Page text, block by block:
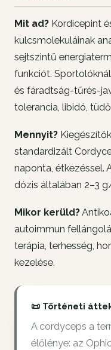
Mit ad? Kordicepint
kulcsmolekuláinak
sejtszintű
funkciót.
és fáradtság-tűrés-
tolerancia, libidó,
Mennyit?
standardizált
naponta, étkezéssel.
dózis általában 2–3
Mikor kerüld?
autoimmun
terápia, terhesség,
kezelése.
📜 Történeti
A cordyceps a
élőlénye: az